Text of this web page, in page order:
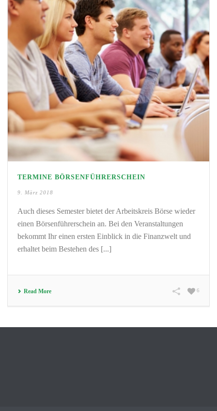
TERMINE BÖRSENFÜHRERSCHEIN
9. März 2018
Auch dieses Semester bietet der Arbeitskreis Börse wieder
einen Börsenführerschein an. Bei den Veranstaltungen
bekommt Ihr einen ersten Einblick in die Finanzwelt und
erhaltet beim Bestehen des [...]
Read More 6